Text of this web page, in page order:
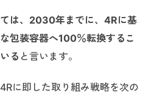
は、2030年までに、4Rに基
包装容器へ100％転換するこ
る と言います。
に即した取り組み戦略を次の